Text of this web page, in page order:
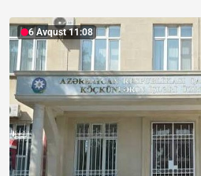
6 Avqust 11:08